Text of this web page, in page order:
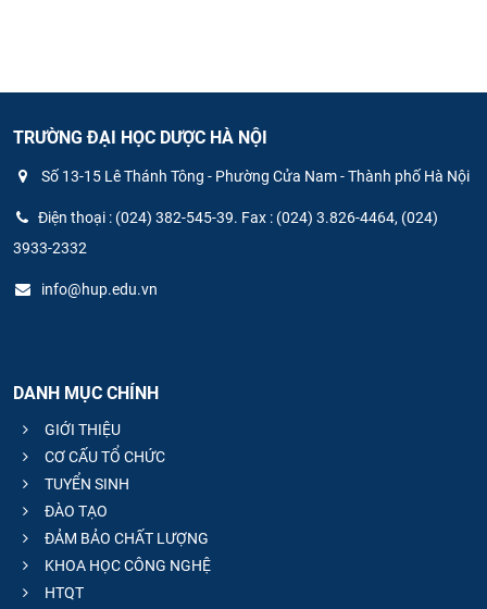
TRƯỜNG ĐẠI HỌC DƯỢC HÀ NỘI
Số 13-15 Lê Thánh Tông - Phường Cửa Nam - Thành phố Hà Nội
Điện thoại : (024) 382-545-39. Fax : (024) 3.826-4464, (024)
3933-2332
info@hup.edu.vn
DANH MỤC CHÍNH
GIỚI THIỆU
CƠ CẤU TỔ CHỨC
TUYỂN SINH
ĐÀO TẠO
ĐẢM BẢO CHẤT LƯỢNG
KHOA HỌC CÔNG NGHỆ
HTQT